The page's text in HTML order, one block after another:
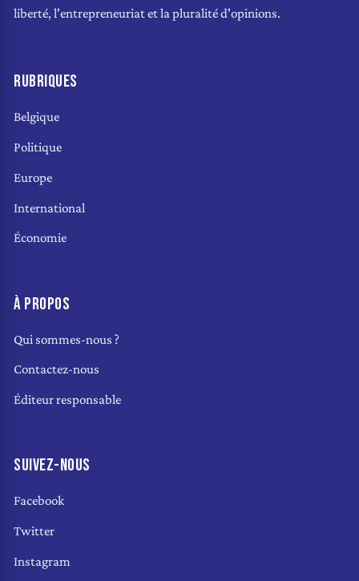
liberté, l'entrepreneuriat et la pluralité d'opinions.
RUBRIQUES
Belgique
Politique
Europe
International
Économie
À PROPOS
Qui sommes-nous ?
Contactez-nous
Éditeur responsable
SUIVEZ-NOUS
Facebook
Twitter
Instagram